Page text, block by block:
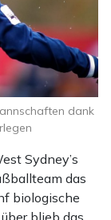
Sydney’s
das
biologische
blieb das
dank